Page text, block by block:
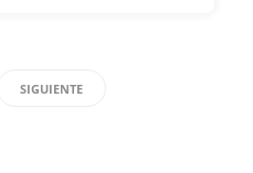
SIGUIENTE